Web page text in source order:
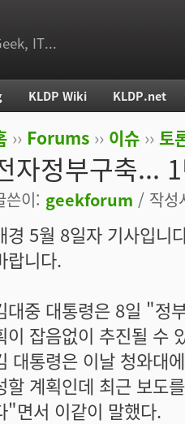
IT...
재 위치
›› Forums ›› 이슈 ›› 토
자정부구축...
쓴이: geekforum / 작성
경 5월 8일자 기사입니
랍니다.
대중 대통령은 8일 "정
이 잡음없이 추진될 수
대통령은 이날 청와대
할 계획인데 최근 보도
"면서 이같이 말했다.
KLDP Wiki KLDP.net